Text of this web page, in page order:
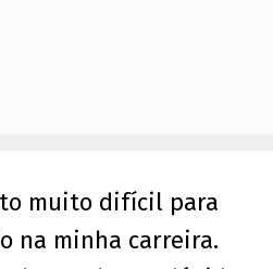
muito difícil para
na minha carreira.